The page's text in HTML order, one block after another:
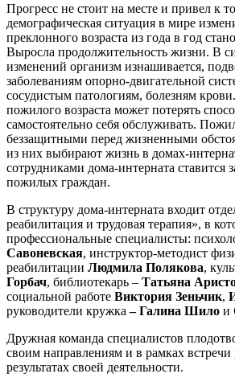
Прогресс не стоит на месте и привел к
демографическая ситуация в мире
преклонного возраста из года в год
Выросла продолжительность жизни. В
изменений организм изнашивается,
заболеваниям опорно-двигательной
сосудистым патологиям, болезням
пожилого возраста может потерять
самостоятельно себя обслуживать.
беззащитными перед жизненными
из них выбирают жизнь в домах-
сотрудниками дома-интерната ставится
пожилых граждан.
В структуру дома-интерната входит
реабилитация и трудовая терапия», в
профессиональные специалисты:
Савоневская, инструктор-методист
реабилитации Людмила Полякова,
Горбач, библиотекарь – Татьяна
социальной работе Виктория Зеньчик,
руководители кружка– Галина Шило и
Дружная команда специалистов
своим направлениям и в рамках встречи
результатах своей деятельности.